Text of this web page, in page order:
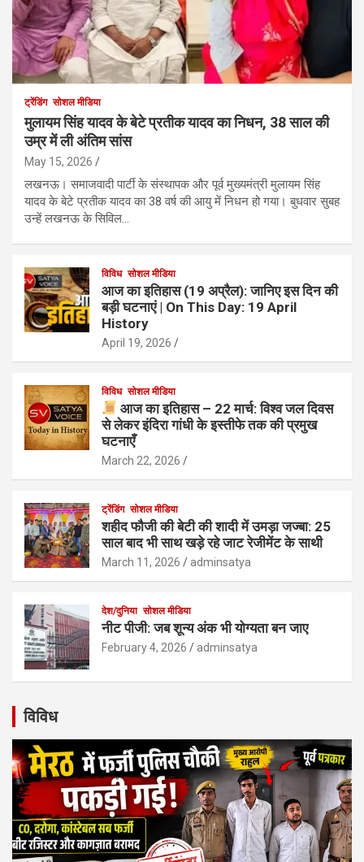
ट्रेंडिंग सोशल मीडिया
मुलायम सिंह यादव के बेटे प्रतीक यादव का निधन, 38 साल की
उम्र में ली अंतिम सांस
May 15, 2026
लखनऊ। समाजवादी पार्टी के संस्थापक और पूर्व मुख्यमंत्री मुलायम सिंह
यादव के बेटे प्रतीक यादव का 38 वर्ष की आयु में निधन हो गया। बुधवार सुबह
उन्हें लखनऊ के सिविल…
विविध सोशल मीडिया
आज का इतिहास (19 अप्रैल): जानिए इस दिन की
बड़ी घटनाएं | On This Day: 19 April
History
April 19, 2026
विविध सोशल मीडिया
आज का इतिहास – 22 मार्च: विश्व जल दिवस
से लेकर इंदिरा गांधी के इस्तीफे तक की प्रमुख
घटनाएँ
March 22, 2026
ट्रेंडिंग सोशल मीडिया
शहीद फौजी की बेटी की शादी में उमड़ा जज्बा: 25
साल बाद भी साथ खड़े रहे जाट रेजीमेंट के साथी
March 11, 2026 adminsatya
देश/दुनिया सोशल मीडिया
नीट पीजी: जब शून्य अंक भी योग्यता बन जाए
February 4, 2026 adminsatya
विविध